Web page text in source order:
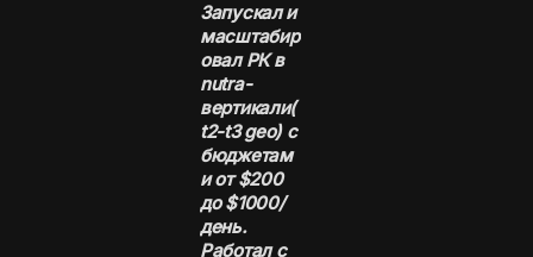
Запускал и
масштабир
овал РК в
nutra-
вертикали(
t2-t3 geo) с
бюджетам
и от $200
до $1000/
день.
Работал с